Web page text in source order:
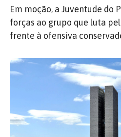
Em moção, a Juventude do
forças ao grupo que luta
frente à ofensiva